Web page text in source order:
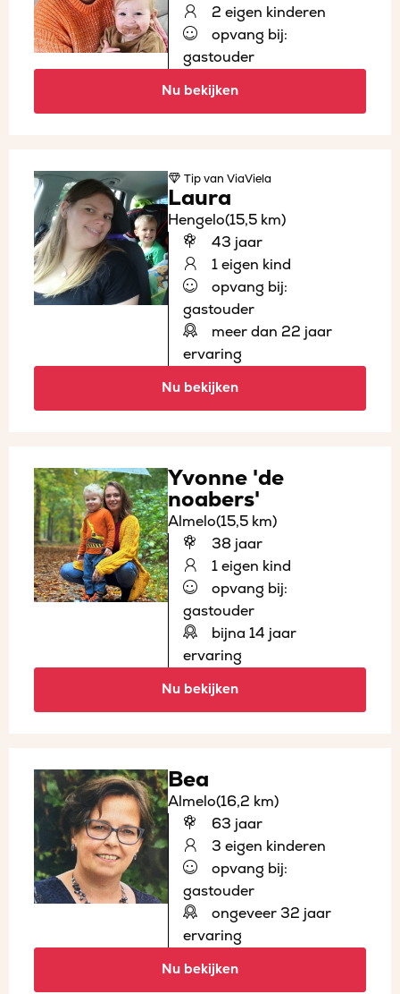
2 eigen kinderen
opvang bij:
gastouder
Nu bekijken
Tipvan ViaViela
Laura
Hengelo(15,5 km)
43 jaar
1 eigen kind
opvang bij:
gastouder
meer dan 22 jaar
ervaring
Nu bekijken
Yvonne 'de
noabers'
Almelo(15,5 km)
38 jaar
1 eigen kind
opvang bij:
gastouder
bijna 14 jaar
ervaring
Nu bekijken
Bea
Almelo(16,2 km)
63 jaar
3 eigen kinderen
opvang bij:
gastouder
ongeveer 32 jaar
ervaring
Nu bekijken